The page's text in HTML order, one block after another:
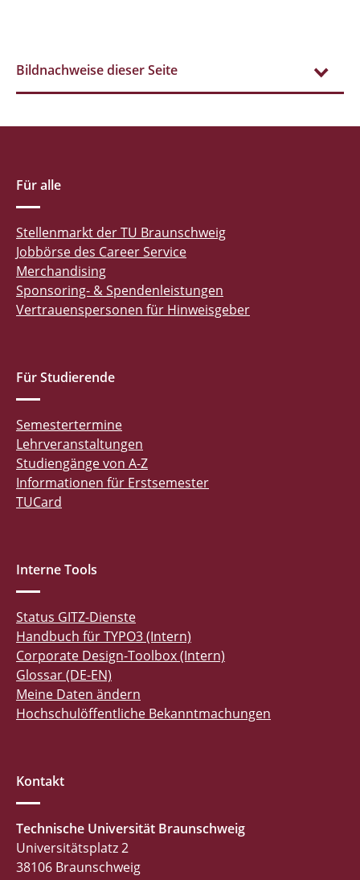
Bildnachweise dieser Seite
Für alle
Stellenmarkt der TU Braunschweig
Jobbörse des Career Service
Merchandising
Sponsoring- & Spendenleistungen
Vertrauenspersonen für Hinweisgeber
Für Studierende
Semestertermine
Lehrveranstaltungen
Studiengänge von A-Z
Informationen für Erstsemester
TUCard
Interne Tools
Status GITZ-Dienste
Handbuch für TYPO3 (Intern)
Corporate Design-Toolbox (Intern)
Glossar (DE-EN)
Meine Daten ändern
Hochschulöffentliche Bekanntmachungen
Kontakt
Technische Universität Braunschweig
Universitätsplatz 2
38106 Braunschweig